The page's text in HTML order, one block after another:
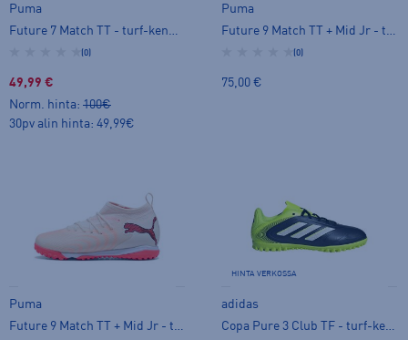
Puma
(0)
49,99 €
Norm. hinta: 100€
30pv alin hinta: 49,99€
Puma
(0)
75,00 €
Puma
Future 9 Match TT + Mid Jr - turf-kengät
HINTA VERKOSSA
adidas
Copa Pure 3 Club TF - turf-kengät